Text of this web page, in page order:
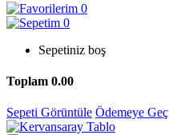
0
0
Sepetiniz boş
Toplam 0.00
Sepeti Görüntüle Ödemeye Geç